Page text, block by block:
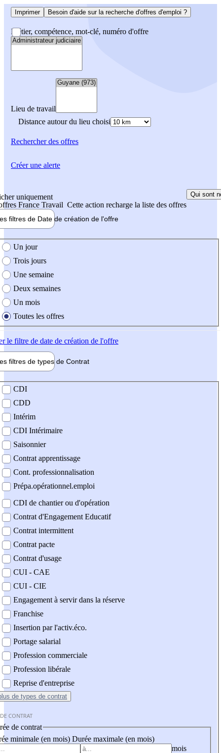
Imprimer Besoin d'aide sur la recherche d'offres d'emploi ?
Métier, compétence, mot-clé, numéro d'offre
Lieu de travail
Distance autour du lieu choisi
Rechercherdes offres
uniquement
France Travail Cette action recharge la liste des offres
Qui sont
filtres de Date de création de l'offre
création de l'offre
Un jour
Trois jours
Une semaine
Deux semaines
Un mois
Toutes les offres
le filtre de date de création de l'offre
filtres de types de Contrat
contrat
CDI
CDD
Intérim
CDI Intérimaire
Saisonnier
Contrat apprentissage
Cont. professionnalisation
Prépa.opérationnel.emploi
CDI de chantier ou d'opération
Contrat d'Engagement Educatif
Contrat intermittent
Contrat pacte
Contrat d'usage
CUI - CAE
CUI - CIE
Engagement à servir dans la réserve
Franchise
Insertion par l'activ.éco.
Portage salarial
Profession commerciale
Profession libérale
Reprise d'entreprise
de types de contrat
CONTRAT
de contrat
minimale (en mois) Durée maximale (en mois)
mois
Créer une alerte